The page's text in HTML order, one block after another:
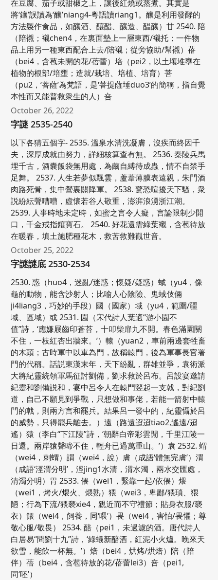
在豆腐、茄子或甜椒之上，讓後紅燒或蒸煮。其實是
將‘鑲’誤讀為‘釀’niang4-粵語讀riang1。釀是利用發酵的
方法製作食品，如釀酒、釀醋、釀造、醖釀）甘 2540. 陪
（陪襯；襯chen4，在裏面墊上一層東西/襯托；一件物
品上用另一種東西配合上去/陪襯；從旁協助/幫襯）蓓
（bei4，含苞未開的花/蓓蕾）培（pei2，以土壤堆壅在
植物的根部/培壅；造就/栽培、培植、培育）菩
（pu2，‘菩薩’為梵語，是‘菩提薩埵duo3’的簡稱，指自覺
本性而又能普救衆生的人）咅
October 26, 2022
字謎 2535-2540
以下各猜五個字- 2535. 溫泉水清洗凝膚，沒疾而終因千
夫，深厚成就由努力，詳細核算查有無。 2536. 秦陵兵馬
埋千古，酒囊飯袋無用處，為繭自縛待成蟲，情不自禁手
足舞。 2537. 人生若夢似飄雲，蘆葦薄膜表遠親，朱門酒
肉路死骨，集中營裏關降軍。 2538. 驚恐喧擾天下騷，衆
説紛紜聲嘈嘈，虛懷若谷人敬重，澎湃浪湧浙江潮。
2539. 人事時地未定時，如蜜之言令人癡，言論限制少開
口，千金戒指鑲寶石。 2540. 好花還需綠葉襯，含苞待放
在暖春，填土施肥種花木，救苦救難觀世音。
October 25, 2022
字謎謎底 2530-2534
2530. 惑（huo4，迷亂/迷惑；懷疑/疑惑）蜮（yu4，像
龜的動物，能含沙射人；比喻人心陰險、鬼蜮伎倆
ji4liang3，巧妙的手段）國（國家）域（yu4，範圍/疆
域、區域）或 2531. 園（宋代詩人葉適“游小園不
值”詩，‘應嫌屐齒印蒼苔，十叩柴扉九不開。春色滿園關
不住，一枝紅杏出牆來。’）轅（yuan2，車前兩邊套牲畜
的木頭；古時軍中以車為門，故稱轅門，後為軍事長官署
門的代稱。話説東漢末年，天下紛亂，群雄並爭，袁術派
大將紀靈統領軍馬征討劉備，劉求救於呂布。呂設宴邀請
紀靈和劉備説和，宴中呂令人在轅門竪起一支戟，對紀劉
道，自己不願見到爭戰，只想做和事佬，若能一箭射中轅
門的戟，則兩方言和罷兵。結果呂一發中的，紀靈懾於呂
的威勢，只得罷兵離去。）遠（路遠迢迢tiao2,遙遠/迢
遙）猿（李白“下江陵”詩，‘朝辭白帝彩雲閒，千里江陵一
日還。兩岸猿聲啼不住，輕舟已過萬重山。’）袁 2532. 蝟
（wei4，刺蝟）謂（wei4，說）膚（成語‘體無完膚’）渭
（成語‘涇渭分明’，涇jing1水清，渭水濁，兩水交匯處，
清濁分明）胃 2533. 偎（wei1，緊靠一起/依偎）煨
（wei1，烤火/煨火、煨熟）猥（wei3，卑鄙/猥瑣、猥
陋；行為下流/猥褻xie4，親近而不守禮節；貼身衣服/褻
衣）餵（wei4，飼養，同‘喂’）畏（wei4，害怕/畏懼；尊
敬心服/敬畏） 2534. 醅（pei1，未過濾的酒。唐代詩人
白居易“問劉十九”詩，‘綠蟻新醅酒，紅泥小火爐。晚來天
欲雪，能飲一杯無。’）焙（bei4，烘烤/烘焙）陪（陪
伴）蓓（bei4，含苞待放的花/蓓蕾lei3）咅（pei1,
同‘呸’）